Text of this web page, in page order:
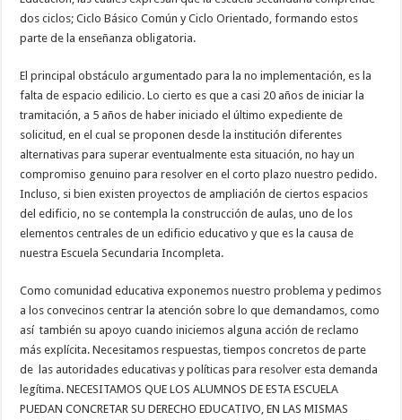
dos ciclos; Ciclo Básico Común y Ciclo Orientado, formando estos
parte de la enseñanza obligatoria.
El principal obstáculo argumentado para la no implementación, es la
falta de espacio edilicio. Lo cierto es que a casi 20 años de iniciar la
tramitación, a 5 años de haber iniciado el último expediente de
solicitud, en el cual se proponen desde la institución diferentes
alternativas para superar eventualmente esta situación, no hay un
compromiso genuino para resolver en el corto plazo nuestro pedido.
Incluso, si bien existen proyectos de ampliación de ciertos espacios
del edificio, no se contempla la construcción de aulas, uno de los
elementos centrales de un edificio educativo y que es la causa de
nuestra Escuela Secundaria Incompleta.
Como comunidad educativa exponemos nuestro problema y pedimos
a los convecinos centrar la atención sobre lo que demandamos, como
así también su apoyo cuando iniciemos alguna acción de reclamo
más explícita. Necesitamos respuestas, tiempos concretos de parte
de las autoridades educativas y políticas para resolver esta demanda
legítima. NECESITAMOS QUE LOS ALUMNOS DE ESTA ESCUELA
PUEDAN CONCRETAR SU DERECHO EDUCATIVO, EN LAS MISMAS